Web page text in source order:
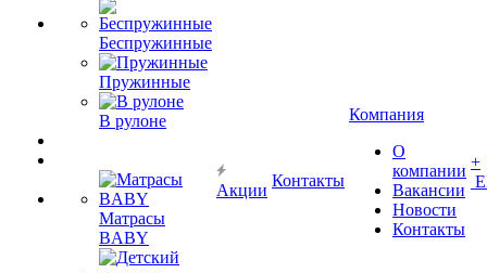
Беспружинные
Пружинные
В рулоне
Матрасы
BABY
Акции
Контакты
Компания
О
компании
Вакансии
Новости
Контакты
+